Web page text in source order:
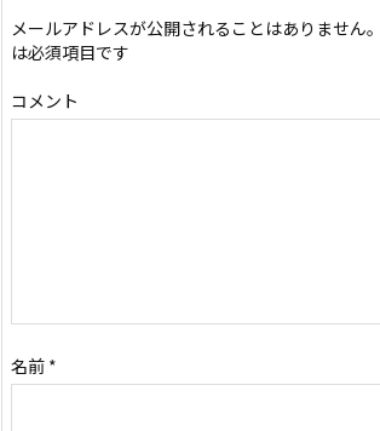
メールアドレスが公開されることはありません。
は必須項目です
コメント
名前 *